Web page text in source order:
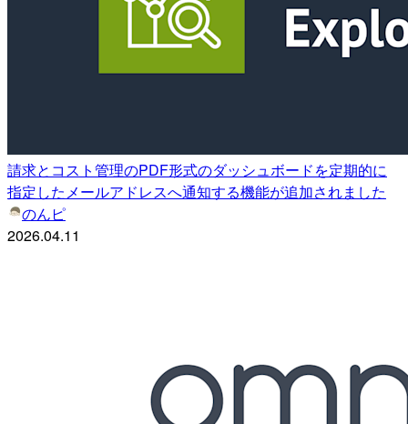
請求とコスト管理のPDF形式のダッシュボードを定期的に
指定したメールアドレスへ通知する機能が追加されました
のんピ
2026.04.11